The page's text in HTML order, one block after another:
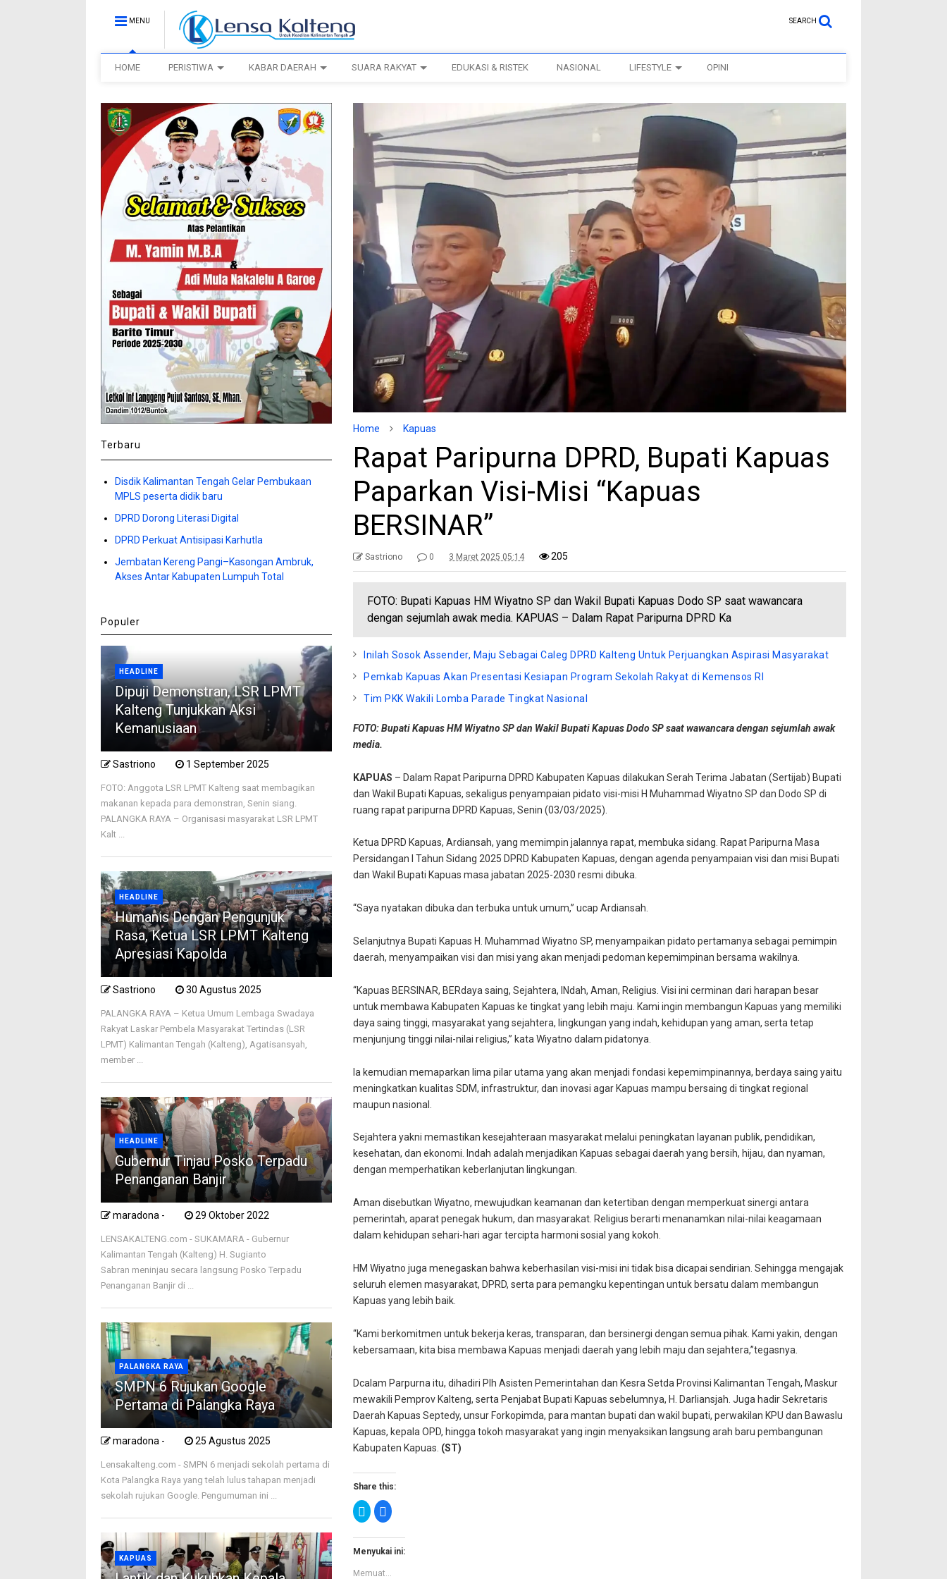
MENU SEARCH
HOME PERISTIWA KABAR DAERAH SUARA RAKYAT EDUKASI & RISTEK NASIONAL LIFESTYLE OPINI
Home Kapuas
Rapat Paripurna DPRD, Bupati Kapuas
Paparkan Visi-Misi “Kapuas
BERSINAR”
Sastriono 0 3 Maret 2025 05:14 205
FOTO: Bupati Kapuas HM Wiyatno SP dan Wakil Bupati Kapuas Dodo SP saat wawancara
dengan sejumlah awak media. KAPUAS – Dalam Rapat Paripurna DPRD Ka
Inilah Sosok Assender, Maju Sebagai Caleg DPRD Kalteng Untuk Perjuangkan Aspirasi Masyarakat
Pemkab Kapuas Akan Presentasi Kesiapan Program Sekolah Rakyat di Kemensos RI
Tim PKK Wakili Lomba Parade Tingkat Nasional
FOTO: Bupati Kapuas HM Wiyatno SP dan Wakil Bupati Kapuas Dodo SP saat wawancara dengan sejumlah awak
media.
KAPUAS – Dalam Rapat Paripurna DPRD Kabupaten Kapuas dilakukan Serah Terima Jabatan (Sertijab) Bupati
dan Wakil Bupati Kapuas, sekaligus penyampaian pidato visi-misi H Muhammad Wiyatno SP dan Dodo SP di
ruang rapat paripurna DPRD Kapuas, Senin (03/03/2025).
Ketua DPRD Kapuas, Ardiansah, yang memimpin jalannya rapat, membuka sidang. Rapat Paripurna Masa
Persidangan I Tahun Sidang 2025 DPRD Kabupaten Kapuas, dengan agenda penyampaian visi dan misi Bupati
dan Wakil Bupati Kapuas masa jabatan 2025-2030 resmi dibuka.
“Saya nyatakan dibuka dan terbuka untuk umum,” ucap Ardiansah.
Selanjutnya Bupati Kapuas H. Muhammad Wiyatno SP, menyampaikan pidato pertamanya sebagai pemimpin
daerah, menyampaikan visi dan misi yang akan menjadi pedoman kepemimpinan bersama wakilnya.
“Kapuas BERSINAR, BERdaya saing, Sejahtera, INdah, Aman, Religius. Visi ini cerminan dari harapan besar
untuk membawa Kabupaten Kapuas ke tingkat yang lebih maju. Kami ingin membangun Kapuas yang memiliki
daya saing tinggi, masyarakat yang sejahtera, lingkungan yang indah, kehidupan yang aman, serta tetap
menjunjung tinggi nilai-nilai religius,” kata Wiyatno dalam pidatonya.
Ia kemudian memaparkan lima pilar utama yang akan menjadi fondasi kepemimpinannya, berdaya saing yaitu
meningkatkan kualitas SDM, infrastruktur, dan inovasi agar Kapuas mampu bersaing di tingkat regional
maupun nasional.
Sejahtera yakni memastikan kesejahteraan masyarakat melalui peningkatan layanan publik, pendidikan,
kesehatan, dan ekonomi. Indah adalah menjadikan Kapuas sebagai daerah yang bersih, hijau, dan nyaman,
dengan memperhatikan keberlanjutan lingkungan.
Aman disebutkan Wiyatno, mewujudkan keamanan dan ketertiban dengan memperkuat sinergi antara
pemerintah, aparat penegak hukum, dan masyarakat. Religius berarti menanamkan nilai-nilai keagamaan
dalam kehidupan sehari-hari agar tercipta harmoni sosial yang kokoh.
HM Wiyatno juga menegaskan bahwa keberhasilan visi-misi ini tidak bisa dicapai sendirian. Sehingga mengajak
seluruh elemen masyarakat, DPRD, serta para pemangku kepentingan untuk bersatu dalam membangun
Kapuas yang lebih baik.
“Kami berkomitmen untuk bekerja keras, transparan, dan bersinergi dengan semua pihak. Kami yakin, dengan
kebersamaan, kita bisa membawa Kapuas menjadi daerah yang lebih maju dan sejahtera,”tegasnya.
Dcalam Parpurna itu, dihadiri Plh Asisten Pemerintahan dan Kesra Setda Provinsi Kalimantan Tengah, Maskur
mewakili Pemprov Kalteng, serta Penjabat Bupati Kapuas sebelumnya, H. Darliansjah. Juga hadir Sekretaris
Daerah Kapuas Septedy, unsur Forkopimda, para mantan bupati dan wakil bupati, perwakilan KPU dan Bawaslu
Kapuas, kepala OPD, hingga tokoh masyarakat yang ingin menyaksikan langsung arah baru pembangunan
Kabupaten Kapuas. (ST)
Share this:
K
l
k
n
u
K
l
k
n
Menyukai ini:
Memuat...
Terbaru
Disdik Kalimantan Tengah Gelar Pembukaan
MPLS peserta didik baru
DPRD Dorong Literasi Digital
DPRD Perkuat Antisipasi Karhutla
Jembatan Kereng Pangi–Kasongan Ambruk,
Akses Antar Kabupaten Lumpuh Total
Populer
HEADLINE
Dipuji Demonstran, LSR LPMT
Kalteng Tunjukkan Aksi
Kemanusiaan
Sastriono 1 September 2025
FOTO: Anggota LSR LPMT Kalteng saat membagikan
makanan kepada para demonstran, Senin siang.
PALANGKA RAYA – Organisasi masyarakat LSR LPMT
Kalt ...
HEADLINE
Humanis Dengan Pengunjuk
Rasa, Ketua LSR LPMT Kalteng
Apresiasi Kapolda
Sastriono 30 Agustus 2025
PALANGKA RAYA – Ketua Umum Lembaga Swadaya
Rakyat Laskar Pembela Masyarakat Tertindas (LSR
LPMT) Kalimantan Tengah (Kalteng), Agatisansyah,
member ...
HEADLINE
Gubernur Tinjau Posko Terpadu
Penanganan Banjir
maradona - 29 Oktober 2022
LENSAKALTENG.com - SUKAMARA - Gubernur
Kalimantan Tengah (Kalteng) H. Sugianto
Sabran meninjau secara langsung Posko Terpadu
Penanganan Banjir di ...
PALANGKA RAYA
SMPN 6 Rujukan Google
Pertama di Palangka Raya
maradona - 25 Agustus 2025
Lensakalteng.com - SMPN 6 menjadi sekolah pertama di
Kota Palangka Raya yang telah lulus tahapan menjadi
sekolah rujukan Google. Pengumuman ini ...
KAPUAS